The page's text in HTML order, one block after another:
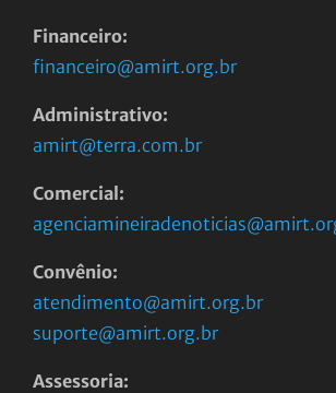
Financeiro:
financeiro@amirt.org.br
Administrativo:
amirt@terra.com.br
Comercial:
Convênio:
atendimento@amirt.org.br
suporte@amirt.org.br
Assessoria: